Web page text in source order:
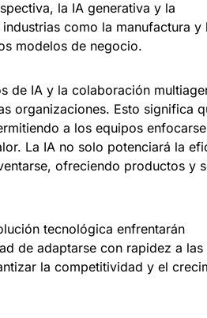
la IA generativa y la
como la manufactura y
modelos de negocio.
de IA y la colaboración
organizaciones. Esto significa
a los equipos
La IA no solo potenciará la
ofreciendo productos y
tecnológica enfrentarán
de adaptarse con rapidez a las
la competitividad y el